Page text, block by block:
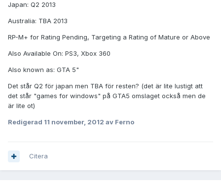
Japan: Q2 2013
Australia: TBA 2013
RP-M+ for Rating Pending, Targeting a Rating of Mature or Above
Also Available On: PS3, Xbox 360
Also known as: GTA 5"
Det står Q2 för japan men TBA för resten? (det är lite lustigt att
det står "games for windows" på GTA5 omslaget också men de
är lite ot)
Redigerad 11 november, 2012 av Ferno
Citera